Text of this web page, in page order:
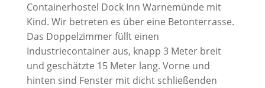
Containerhostel Dock Inn Warnemünde mit
Kind. Wir betreten es über eine Betonterrasse.
Das Doppelzimmer füllt einen
Industriecontainer aus, knapp 3 Meter breit
und geschätzte 15 Meter lang. Vorne und
hinten sind Fenster mit dicht schließenden